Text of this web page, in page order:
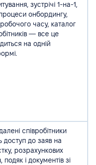
зустрічі 1-на-1,
онбордингу,
часу, каталог
— все це
на одній
співробітники
доступ до заяв на
розрахункових
подяк і документів зі